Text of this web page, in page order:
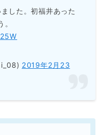
した。初福井あった
2019年2月23